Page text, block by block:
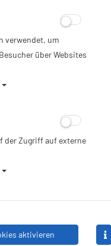
€*
58,00 €
1-3 Werktagen: lagernd
verwendet, um
über Websites
der Zugriff auf externe
aktivieren